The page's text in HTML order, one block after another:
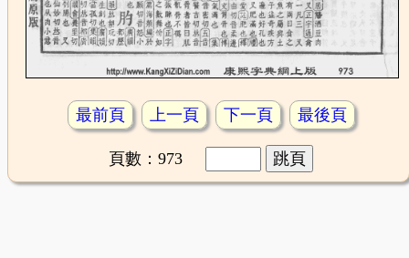
最前頁 上一頁 下一頁 最後頁
頁數：973